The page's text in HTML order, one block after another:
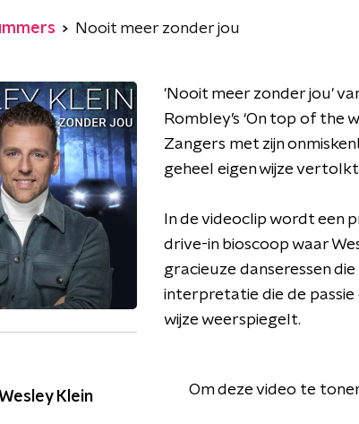
Nooit meer zonder jou
Wesley Klein
'Nooit meer zonder jou'
Rombley’s ‘On top of the
Zangers met zijn
geheel eigen wijze
In de videoclip wordt een
drive-in bioscoop waar
gracieuze danseressen
interpretatie die de passie
wijze weerspiegelt.
Om deze video te